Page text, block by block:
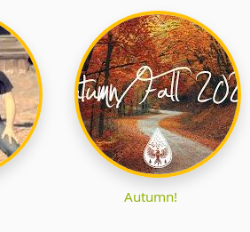
Autumn!